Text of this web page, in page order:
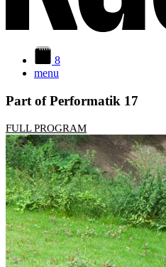
8
menu
Part of Performatik 17
FULL PROGRAM